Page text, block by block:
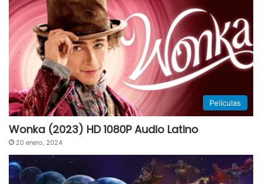
Películas
Wonka (2023) HD 1080P Audio Latino
20 enero, 2024